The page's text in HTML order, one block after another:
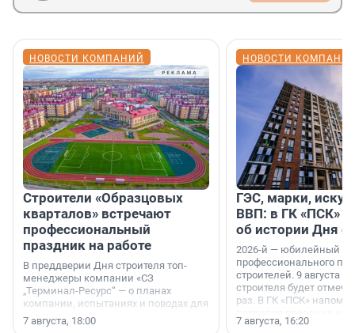
НОВОСТИ КОМПАНИЙ
Строители «Образцовых
кварталов» встречают
профессиональный
праздник на работе
В преддверии Дня строителя топ-
менеджеры компании «СЗ
„Терминал-Ресурс“ — о планах
компании, испытаниях и поводах для
осторожного оптимизма.
7 августа, 18:00
НОВОСТИ
ГЭС, марки,
ВВП: в ГК «ПСК»
об истории Дня
2026-й — юбилейный
профессионального
строителей. 9 августа
строителя будет
раз. В ГК «ПСК»
поменялась роль
7 августа, 16:20